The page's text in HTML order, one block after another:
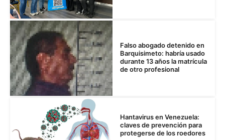
Falso abogado detenido en
Barquisimeto: habría usado
durante 13 años la matrícula
de otro profesional
Hantavirus en Venezuela:
claves de prevención para
protegerse de los roedores